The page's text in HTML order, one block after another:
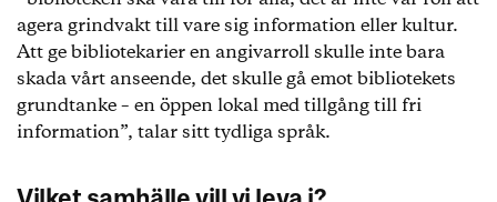
agera grindvakt till vare sig information eller kultur.
Att ge bibliotekarier en angivarroll skulle inte bara
skada vårt anseende, det skulle gå emot bibliotekets
grundtanke – en öppen lokal med tillgång till fri
information”, talar sitt tydliga språk.